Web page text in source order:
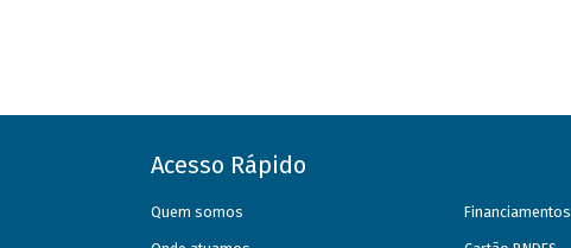
Acesso Rápido
Quem somos Financiamentos